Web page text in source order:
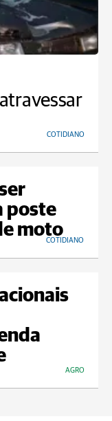
COTIDIANO
poste
moto
COTIDIANO
AGRO